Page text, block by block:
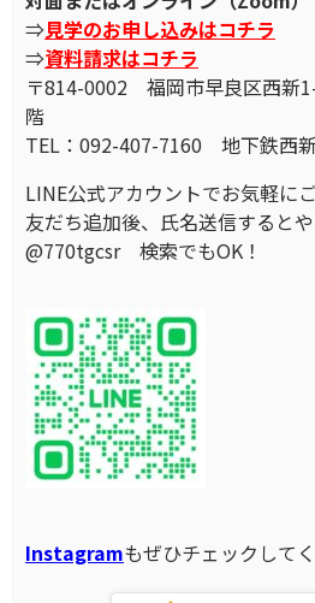
⇒見学のお申し込みはコチラ
⇒資料請求はコチラ
〒814-0002 福岡市早良区西新
階
TEL：092-407-7160 地下鉄西新
LINE公式アカウントでお気軽に
友だち追加後、氏名送信すると
@770tgcsr 検索でもOK！
Instagramもぜひチェックして